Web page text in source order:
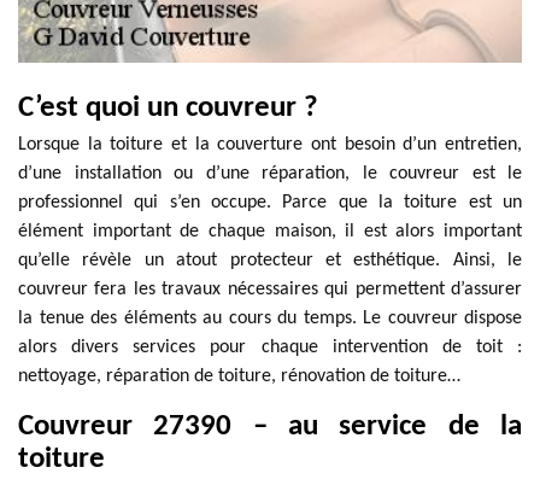
C’est quoi un couvreur ?
Lorsque la toiture et la couverture ont besoin d’un entretien,
d’une installation ou d’une réparation, le couvreur est le
professionnel qui s’en occupe. Parce que la toiture est un
élément important de chaque maison, il est alors important
qu’elle révèle un atout protecteur et esthétique. Ainsi, le
couvreur fera les travaux nécessaires qui permettent d’assurer
la tenue des éléments au cours du temps. Le couvreur dispose
alors divers services pour chaque intervention de toit :
nettoyage, réparation de toiture, rénovation de toiture…
Couvreur 27390 – au service de la
toiture